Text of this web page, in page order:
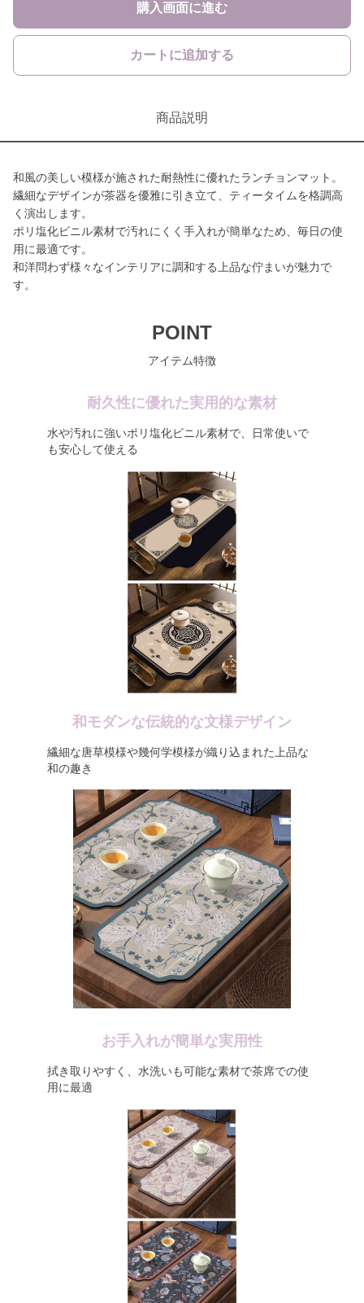
購入画面に進む
カートに追加する
商品説明
和風の美しい模様が施された耐熱性に優れたランチョンマット。
繊細なデザインが茶器を優雅に引き立て、ティータイムを格調高
く演出します。
ポリ塩化ビニル素材で汚れにくく手入れが簡単なため、毎日の使
用に最適です。
和洋問わず様々なインテリアに調和する上品な佇まいが魅力で
す。
POINT
アイテム特徴
耐久性に優れた実用的な素材
水や汚れに強いポリ塩化ビニル素材で、日常使いで
も安心して使える
和モダンな伝統的な文様デザイン
繊細な唐草模様や幾何学模様が織り込まれた上品な
和の趣き
お手入れが簡単な実用性
拭き取りやすく、水洗いも可能な素材で茶席での使
用に最適